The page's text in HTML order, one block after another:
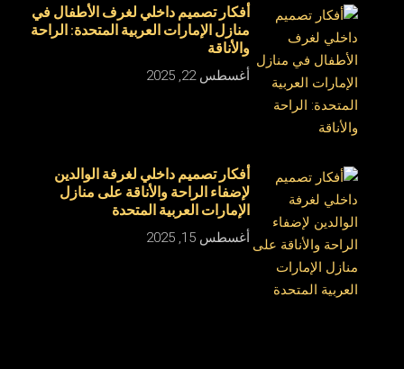
أفكار تصميم داخلي لغرف الأطفال في
منازل الإمارات العربية المتحدة: الراحة
والأناقة
أغسطس 22, 2025
أفكار تصميم داخلي لغرفة الوالدين
لإضفاء الراحة والأناقة على منازل
الإمارات العربية المتحدة
أغسطس 15, 2025